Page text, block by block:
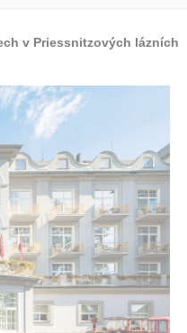
v Priessnitzových lázních